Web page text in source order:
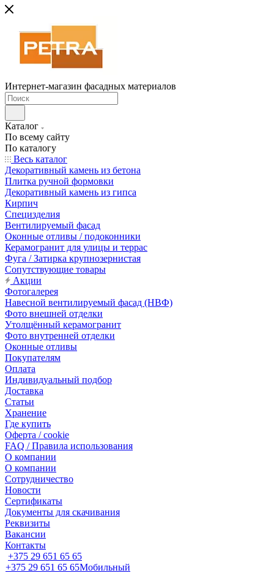
Интернет-магазин фасадных материалов
Каталог
По всему сайту
По каталогу
Весь каталог
Декоративный камень из бетона
Плитка ручной формовки
Декоративный камень из гипса
Кирпич
Специзделия
Вентилируемый фасад
Оконные отливы / подоконники
Керамогранит для улицы и террас
Фуга / Затирка крупнозернистая
Сопутствующие товары
Акции
Фотогалерея
Навесной вентилируемый фасад (НВФ)
Фото внешней отделки
Утолщённый керамогранит
Фото внутренней отделки
Оконные отливы
Покупателям
Оплата
Индивидуальный подбор
Доставка
Статьи
Хранение
Где купить
Оферта / cookie
FAQ / Правила использования
О компании
О компании
Сотрудничество
Новости
Сертификаты
Документы для скачивания
Реквизиты
Вакансии
Контакты
+375 29 651 65 65
+375 29 651 65 65Мобильный